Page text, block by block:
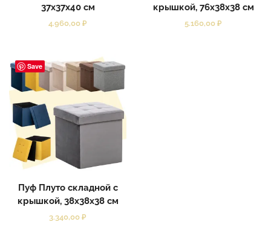
37x37x40 см
4.960,00 ₽
крышкой, 76x38x38 см
5.160,00 ₽
Save
Пуф Плуто складной с
крышкой, 38x38x38 см
3.340,00 ₽